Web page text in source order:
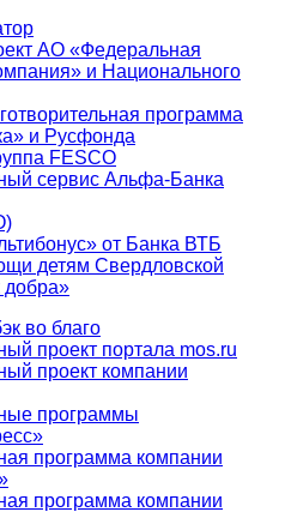
АО «Федеральная
и Национального
программа
и Русфонда
FESCO
сервис Альфа-Банка
от Банка ВТБ
детям Свердловской
добра»
во благо
проект портала mos.ru
проект компании
программы
программа компании
программа компании